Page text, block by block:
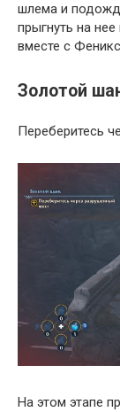
шлема и
прыгнуть на
вместе с
Золотой
Переберитесь
На этом этапе